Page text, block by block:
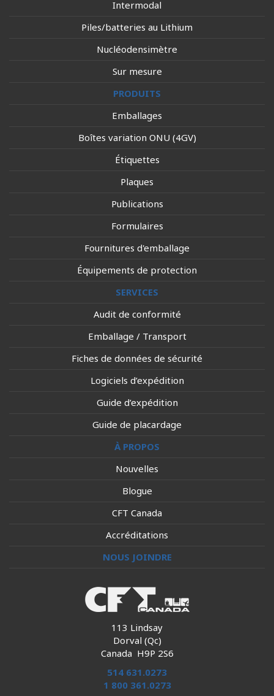
Intermodal
Piles/batteries au Lithium
Nucléodensimètre
Sur mesure
PRODUITS
Emballages
Boîtes variation ONU (4GV)
Étiquettes
Plaques
Publications
Formulaires
Fournitures d'emballage
Équipements de protection
SERVICES
Audit de conformité
Emballage / Transport
Fiches de données de sécurité
Logiciels d’expédition
Guide d’expédition
Guide de placardage
À PROPOS
Nouvelles
Blogue
CFT Canada
Accréditations
NOUS JOINDRE
113 Lindsay
Dorval (Qc)
Canada H9P 2S6
514 631.0273
1 800 361.0273